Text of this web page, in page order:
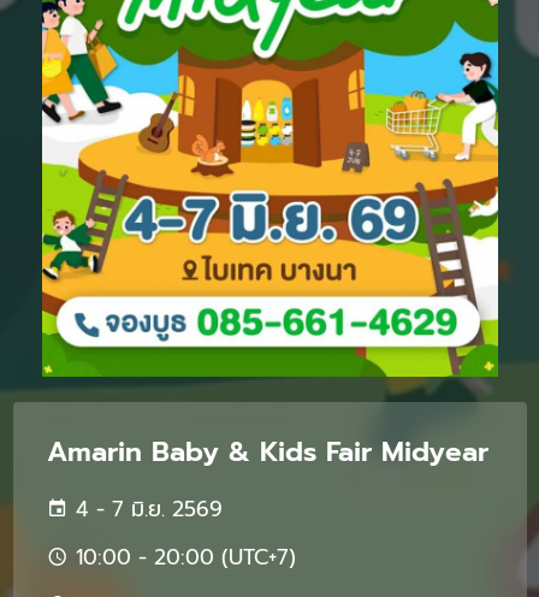
Amarin Baby & Kids Fair Midyear
4 - 7 มิ.ย. 2569
10:00 - 20:00 (UTC+7)